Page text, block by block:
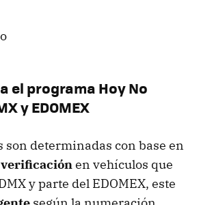
el programa Hoy No
y EDOMEX
son determinadas con base en
en vehículos que
y parte del EDOMEX, este